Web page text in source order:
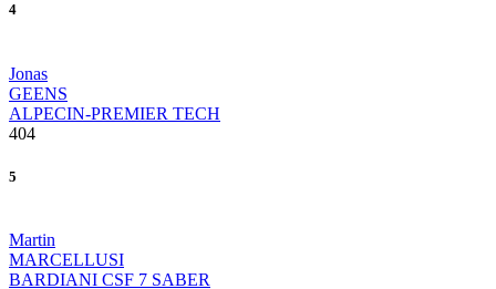
4
Jonas
GEENS
ALPECIN-PREMIER TECH
404
5
Martin
MARCELLUSI
BARDIANI CSF 7 SABER